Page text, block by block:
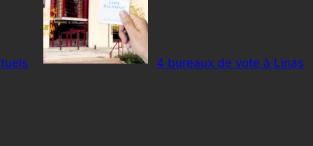
4 bureaux de vote à Linas